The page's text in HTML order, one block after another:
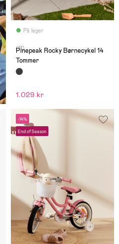
På lager
(11)
Pinepeak Rocky Børnecykel 14
Tommer
1.029 kr
-14%
End of Season